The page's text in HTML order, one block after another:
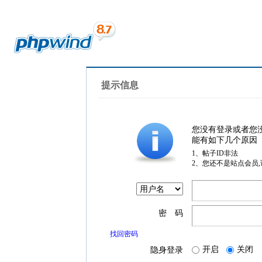
提示信息
您没有登录或者您
能有如下几个原因
1、帖子ID非法
2、您还不是站点会员
密 码
找回密码
隐身登录 开启 关闭